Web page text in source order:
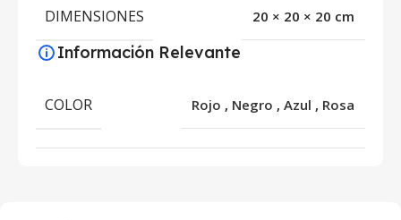
DIMENSIONES 20 × 20 × 20 cm
Información Relevante
COLOR Rojo , Negro , Azul , Rosa